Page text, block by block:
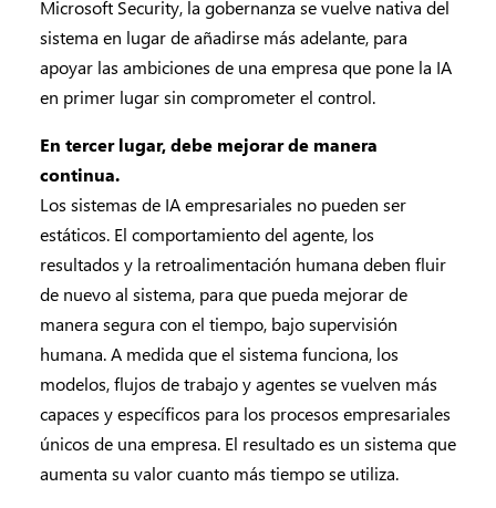
Microsoft Security, la gobernanza se vuelve nativa del
sistema en lugar de añadirse más adelante, para
apoyar las ambiciones de una empresa que pone la IA
en primer lugar sin comprometer el control.
En tercer lugar, debe mejorar de manera
continua.
Los sistemas de IA empresariales no pueden ser
estáticos. El comportamiento del agente, los
resultados y la retroalimentación humana deben fluir
de nuevo al sistema, para que pueda mejorar de
manera segura con el tiempo, bajo supervisión
humana. A medida que el sistema funciona, los
modelos, flujos de trabajo y agentes se vuelven más
capaces y específicos para los procesos empresariales
únicos de una empresa. El resultado es un sistema que
aumenta su valor cuanto más tiempo se utiliza.